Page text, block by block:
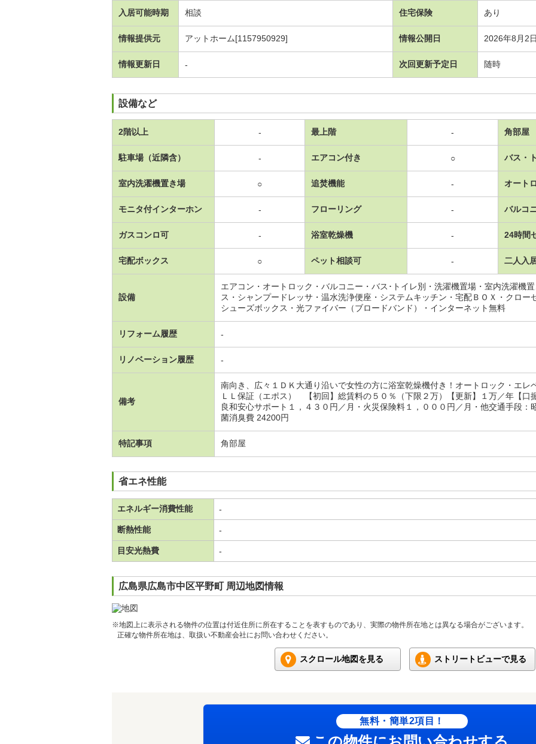
入居可能時期 相談 住宅保険 あり
情報提供元 アットホーム[1157950929] 情報公開日 2026年8月2日
情報更新日 - 次回更新予定日 随時
設備など
2階以上 - 最上階 - 角部屋
駐車場（近隣含） - エアコン付き ○ バス・
室内洗濯機置き場 ○ 追焚機能 - オート
モニタ付インターホン - フローリング - バルコ
ガスコンロ可 - 浴室乾燥機 - 24時間
宅配ボックス ○ ペット相談可 - 二人入
設備
エアコン・オートロック・バルコニー・バス･トイレ別・洗濯機置場・室内洗濯機
ス・シャンプードレッサ・温水洗浄便座・システムキッチン・宅配ＢＯＸ・クロー
シューズボックス・光ファイバー（ブロードバンド）・インターネット無料
リフォーム履歴 -
リノベーション履歴 -
備考
南向き、広々１ＤＫ大通り沿いで女性の方に浴室乾燥機付き！オートロック・エレ
ＬＬ保証（エポス） 【初回】総賃料の５０％（下限２万）【更新】１万／年【口
良和安心サポート１，４３０円／月・火災保険料１，０００円／月・他交通手段
菌消臭費 24200円
特記事項 角部屋
省エネ性能
エネルギー消費性能 -
断熱性能 -
目安光熱費 -
広島県広島市中区平野町 周辺地図情報
※地図上に表示される物件の位置は付近住所に所在することを表すものであり、実際の物件所在地とは異なる場合がございます。
正確な物件所在地は、取扱い不動産会社にお問い合わせください。
スクロール地図を見る ストリートビューで見る
無料・簡単2項目！